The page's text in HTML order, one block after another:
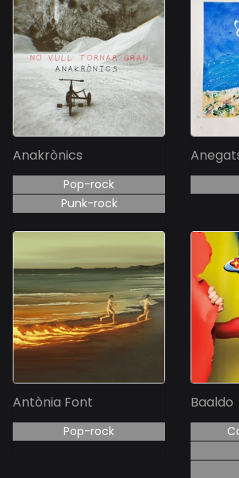
Anakrònics
Pop-rock
Punk-rock
Antònia Font
Pop-rock
Baaldo